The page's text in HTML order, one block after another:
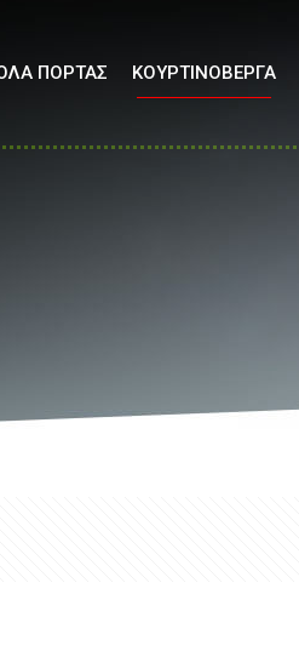
ΠΟΡΤΑΣ ΚΟΥΡΤΙΝΟΒΕΡΓΑ